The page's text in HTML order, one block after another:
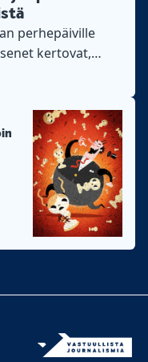
perhepäiville
kertovat,
työn ja